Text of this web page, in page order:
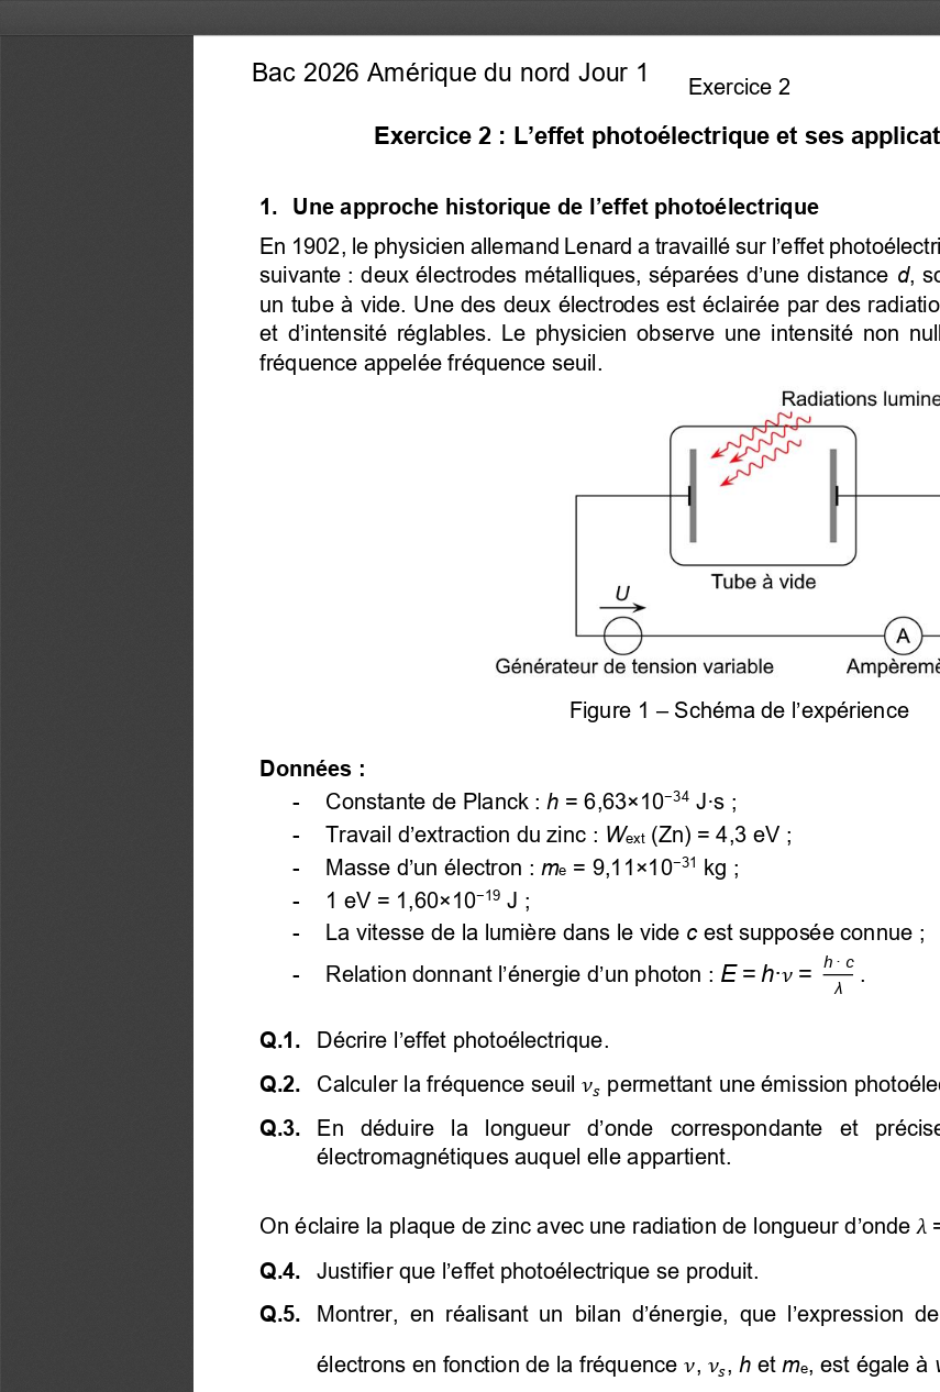
Exercice 2
Exercice 2 : L’effet photoélectrique et ses
1.
Une approche historique de l’effet photoélectrique
En 1902, le physicien allemand Lenard a travaillé sur l’effet
suivante : deux électrodes métalliques, séparées d’une distance d,
un tube à vide. Une des deux électrodes est éclairée par des
et d’intensité réglables. Le physicien observe une intensité non
fréquence appelée fréquence seuil.
Figure 1 – Schéma de l’expérience
Données :
-    Constante de Planck : h = 6,63×10−34 J·s ;
-    Travail d’extraction du zinc : Wext (Zn) = 4,3 eV ;
-
  Masse d’un électron :
me = 9,11×10−31 kg ;
-    1 eV = 1,60×10−19 J ;
-    La vitesse de la lumière dans le vide c est supposée connue ;
-
  Relation donnant l’énergie d’un photon
: E =h· = h · c
λ
.
Q.1. Décrire l’effet photoélectrique.
Q.2.
  Calculer la fréquence seuil
 permettant une émission
Q.3.
En déduire la longueur d’onde correspondante et
électromagnétiques auquel elle appartient.
On éclaire la plaque de zinc avec une radiation de longueur d’onde λ
Q.4.
  J
ustifier que l’effet photoélectrique se produit.
Q.5.
  Montrer,  e
n réalisant un bilan d’énergie, que l’expression
électrons en fonction de la fréquence ,  h et me, est égale à
Bac 2026 Amérique du nord Jour 1